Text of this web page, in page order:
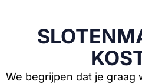
We begrijpen dat je graag